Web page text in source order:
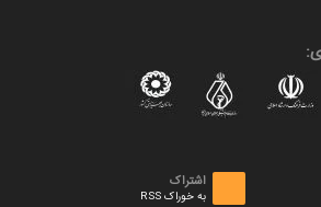
اشتراک
به خوراک RSS